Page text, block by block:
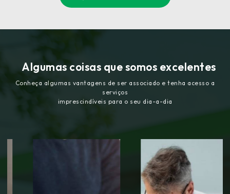
Algumas coisas que somos excelentes
Conheça algumas vantagens de ser associado e tenha acesso a
serviços
imprescindíveis para o seu dia-a-dia